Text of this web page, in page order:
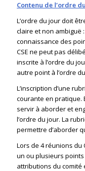
Contenu de l’ordre
L’ordre du jour doit
claire et non ambiguë
connaissance des
CSE ne peut pas
inscrite à l’ordre du
autre point à l’ordre
L’inscription d’une
courante en pratique.
servir à aborder et
l’ordre du jour. La
permettre d’aborder
Lors de 4 réunions du
un ou plusieurs
attributions du comité